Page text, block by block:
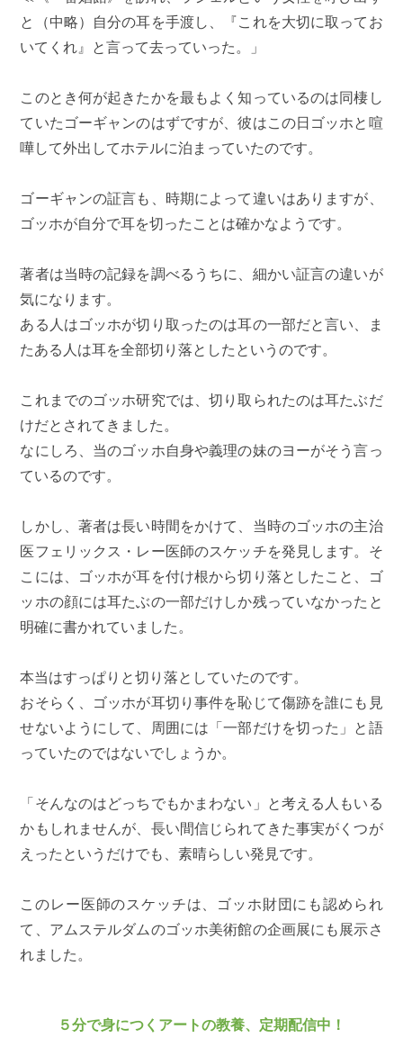
と（中略）自分の耳を手渡し、『これを大切に取ってお
いてくれ』と言って去っていった。」
このとき何が起きたかを最もよく知っているのは同棲し
ていたゴーギャンのはずですが、彼はこの日ゴッホと喧
嘩して外出してホテルに泊まっていたのです。
ゴーギャンの証言も、時期によって違いはありますが、
ゴッホが自分で耳を切ったことは確かなようです。
著者は当時の記録を調べるうちに、細かい証言の違いが
気になります。
ある人はゴッホが切り取ったのは耳の一部だと言い、ま
たある人は耳を全部切り落としたというのです。
これまでのゴッホ研究では、切り取られたのは耳たぶだ
けだとされてきました。
なにしろ、当のゴッホ自身や義理の妹のヨーがそう言っ
ているのです。
しかし、著者は長い時間をかけて、当時のゴッホの主治
医フェリックス・レー医師のスケッチを発見します。そ
こには、ゴッホが耳を付け根から切り落としたこと、ゴ
ッホの顔には耳たぶの一部だけしか残っていなかったと
明確に書かれていました。
本当はすっぱりと切り落としていたのです。
おそらく、ゴッホが耳切り事件を恥じて傷跡を誰にも見
せないようにして、周囲には「一部だけを切った」と語
っていたのではないでしょうか。
「そんなのはどっちでもかまわない」と考える人もいる
かもしれませんが、長い間信じられてきた事実がくつが
えったというだけでも、素晴らしい発見です。
このレー医師のスケッチは、ゴッホ財団にも認められ
て、アムステルダムのゴッホ美術館の企画展にも展示さ
れました。
５分で身につくアートの教養、定期配信中！